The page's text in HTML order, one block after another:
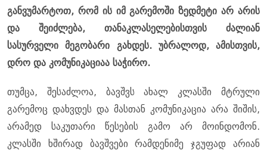
განვუმარტოთ, რომ ის იმ გარემოში ზედმეტი არ არის
და შეიძლება, თანაკლასელებისთვის ძალიან
სასურველი მეგობარი გახდეს. უბრალოდ, ამისთვის,
დრო და კომუნიკაციაა საჭირო.
თუმცა, შესაძლოა, ბავშვს ახალ კლასში მტრული
გარემოც დახვდეს და მასთან კომუნიკაცია არა შიშის,
არამედ საკუთარი წესების გამო არ მოინდომონ.
კლასში ხშირად ბავშვები რამდენიმე ჯგუფად არიან